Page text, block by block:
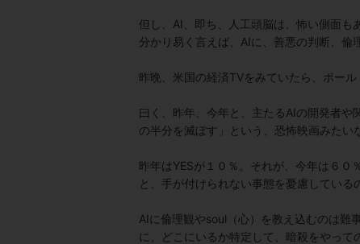
但し、AI、即ち、人工頭脳は、怖い側面も
分かり易く言えば、AIに、善悪の判断、倫
昨晩、米国の経済TVをみていたら、ポー
曰く、昨年、今年と、主たるAIの開発者や
の半分を滅ぼす」という、恐怖映画みたい
昨年はYESが１０％。それが、今年は６
と、手が付けられない事態を憂慮している
AIに倫理観やsoul（心）を教え込むのは難
に、どこにいるか特定して、暗殺をやって